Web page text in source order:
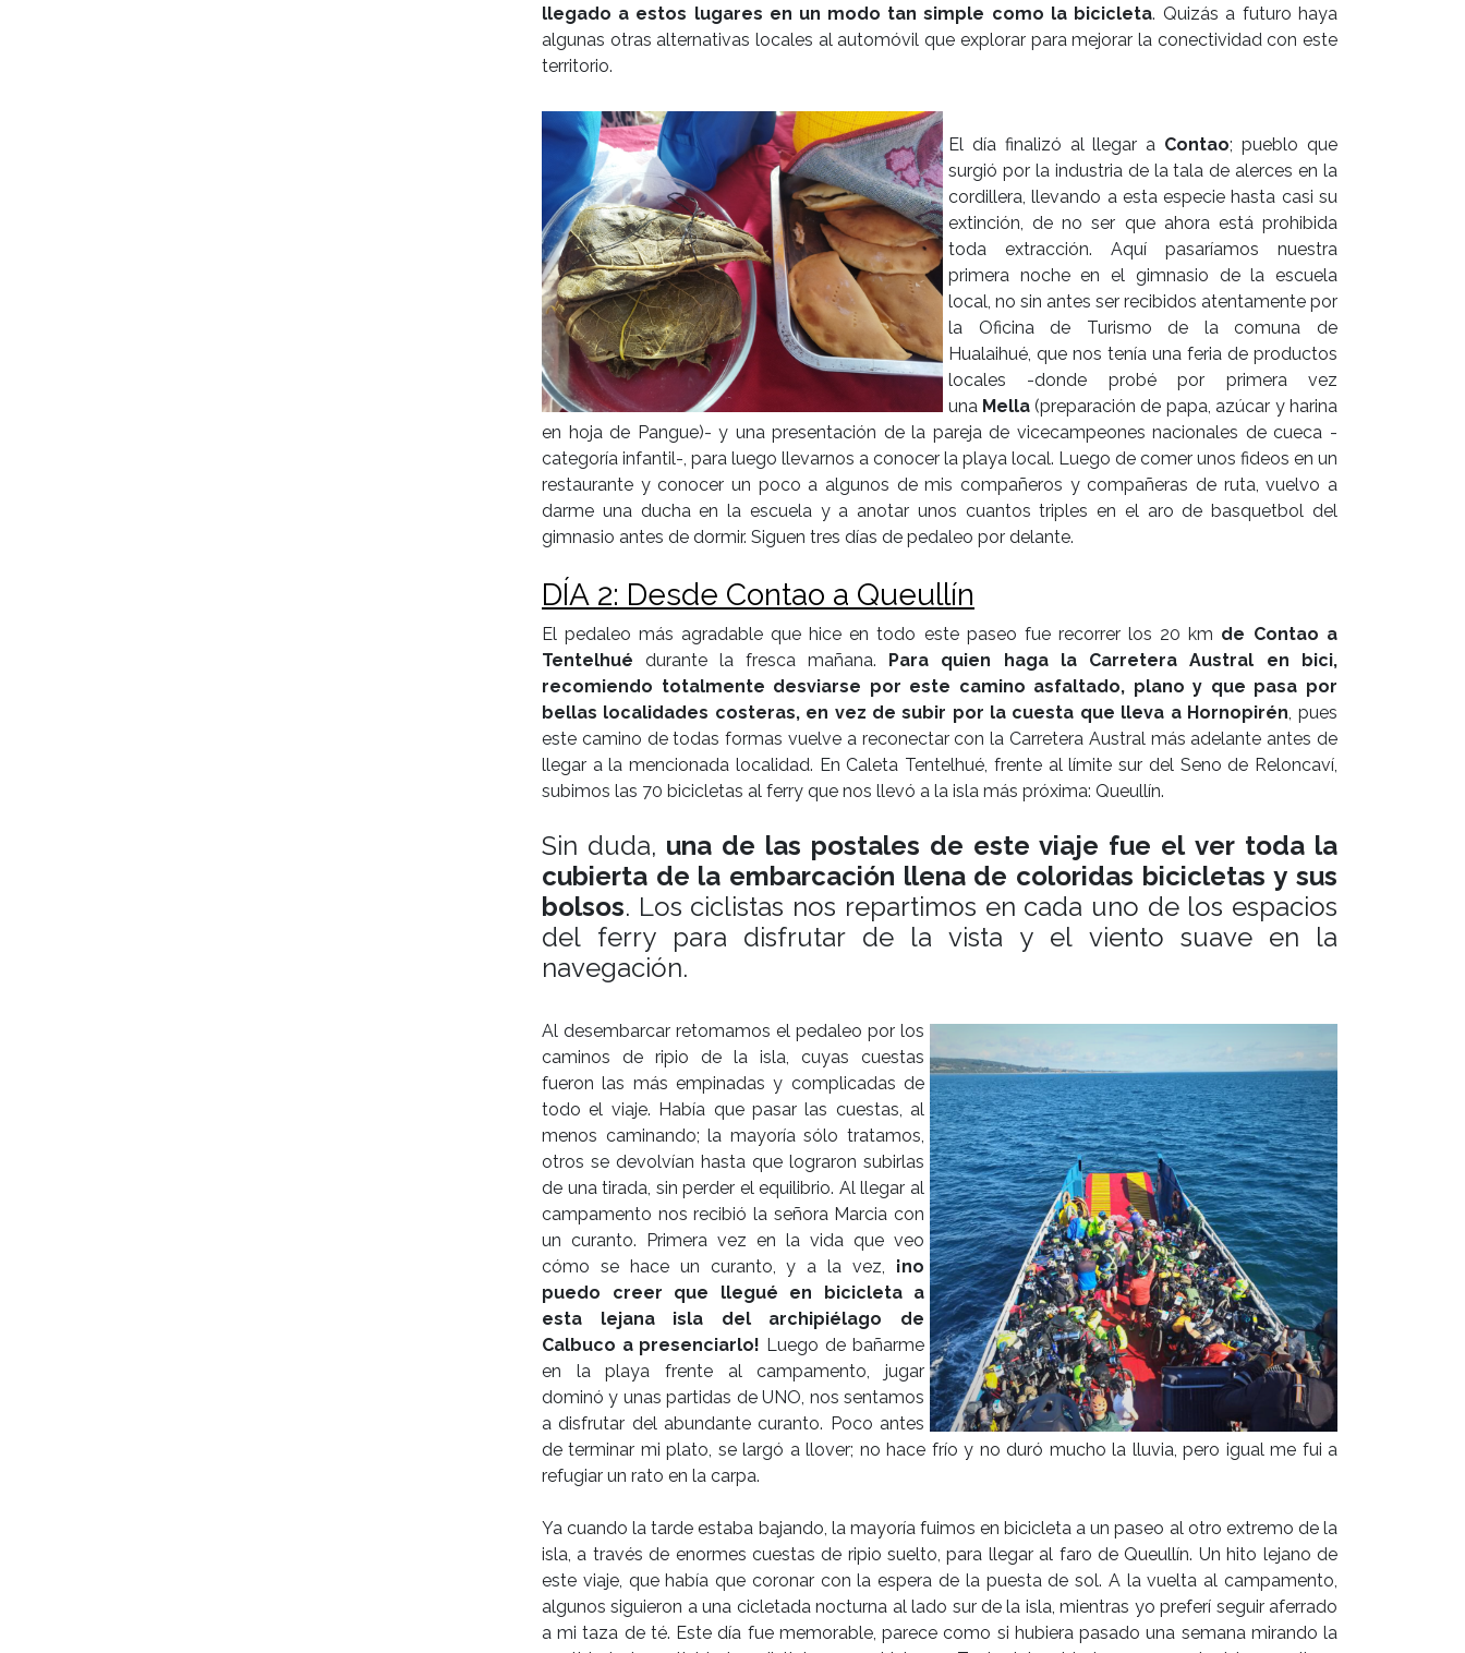
llegado a estos lugares en un modo tan simple como la bicicleta. Quizás a futuro haya
algunas otras alternativas locales al automóvil que explorar para mejorar la conectividad con este
territorio.
El día finalizó al llegar a Contao; pueblo que
surgió por la industria de la tala de alerces en la
cordillera, llevando a esta especie hasta casi su
extinción, de no ser que ahora está prohibida
toda extracción. Aquí pasaríamos nuestra
primera noche en el gimnasio de la escuela
local, no sin antes ser recibidos atentamente por
la Oficina de Turismo de la comuna de
Hualaihué, que nos tenía una feria de productos
locales -donde probé por primera vez
una Mella (preparación de papa, azúcar y harina
en hoja de Pangue)- y una presentación de la pareja de vicecampeones nacionales de cueca -
categoría infantil-, para luego llevarnos a conocer la playa local. Luego de comer unos fideos en un
restaurante y conocer un poco a algunos de mis compañeros y compañeras de ruta, vuelvo a
darme una ducha en la escuela y a anotar unos cuantos triples en el aro de basquetbol del
gimnasio antes de dormir. Siguen tres días de pedaleo por delante.
DÍA 2: Desde Contao a Queullín
El pedaleo más agradable que hice en todo este paseo fue recorrer los 20 km de Contao a
Tentelhué durante la fresca mañana. Para quien haga la Carretera Austral en bici,
recomiendo totalmente desviarse por este camino asfaltado, plano y que pasa por
bellas localidades costeras, en vez de subir por la cuesta que lleva a Hornopirén, pues
este camino de todas formas vuelve a reconectar con la Carretera Austral más adelante antes de
llegar a la mencionada localidad. En Caleta Tentelhué, frente al límite sur del Seno de Reloncaví,
subimos las 70 bicicletas al ferry que nos llevó a la isla más próxima: Queullín.
Sin duda, una de las postales de este viaje fue el ver toda la
cubierta de la embarcación llena de coloridas bicicletas y sus
bolsos. Los ciclistas nos repartimos en cada uno de los espacios
del ferry para disfrutar de la vista y el viento suave en la
navegación.
Al desembarcar retomamos el pedaleo por los
caminos de ripio de la isla, cuyas cuestas
fueron las más empinadas y complicadas de
todo el viaje. Había que pasar las cuestas, al
menos caminando; la mayoría sólo tratamos,
otros se devolvían hasta que lograron subirlas
de una tirada, sin perder el equilibrio. Al llegar al
campamento nos recibió la señora Marcia con
un curanto. Primera vez en la vida que veo
cómo se hace un curanto, y a la vez, ¡no
puedo creer que llegué en bicicleta a
esta lejana isla del archipiélago de
Calbuco a presenciarlo! Luego de bañarme
en la playa frente al campamento, jugar
dominó y unas partidas de UNO, nos sentamos
a disfrutar del abundante curanto. Poco antes
de terminar mi plato, se largó a llover; no hace frío y no duró mucho la lluvia, pero igual me fui a
refugiar un rato en la carpa.
Ya cuando la tarde estaba bajando, la mayoría fuimos en bicicleta a un paseo al otro extremo de la
isla, a través de enormes cuestas de ripio suelto, para llegar al faro de Queullín. Un hito lejano de
este viaje, que había que coronar con la espera de la puesta de sol. A la vuelta al campamento,
algunos siguieron a una cicletada nocturna al lado sur de la isla, mientras yo preferí seguir aferrado
a mi taza de té. Este día fue memorable, parece como si hubiera pasado una semana mirando la